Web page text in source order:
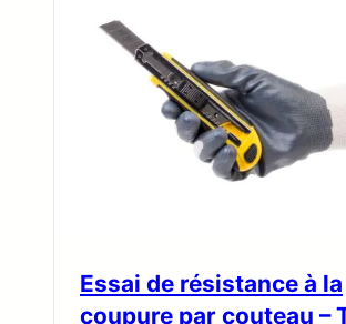
Essai de résistance à la
coupure par couteau –